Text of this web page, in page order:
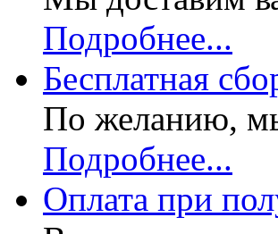
Подробнее...
Бесплатная
По желанию,
Подробнее...
Оплата при